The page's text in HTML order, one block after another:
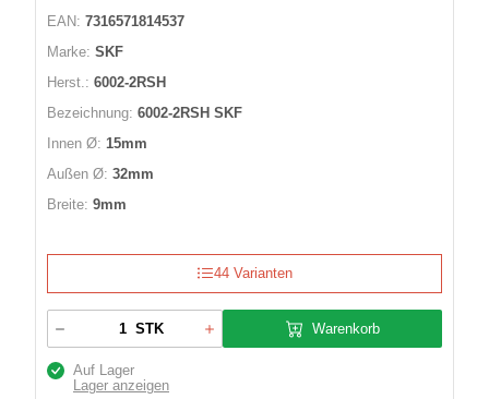
EAN: 7316571814537
Marke: SKF
Herst.: 6002-2RSH
Bezeichnung: 6002-2RSH SKF
Innen Ø: 15mm
Außen Ø: 32mm
Breite: 9mm
44 Varianten
STK Warenkorb
Auf Lager
Lager anzeigen